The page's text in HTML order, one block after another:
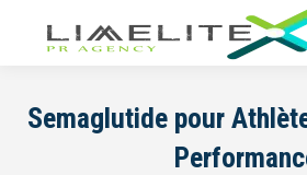
Semaglutide pour